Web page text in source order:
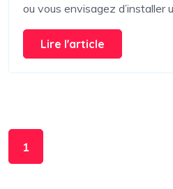
ou vous envisagez d’installer
Lire l'article
1